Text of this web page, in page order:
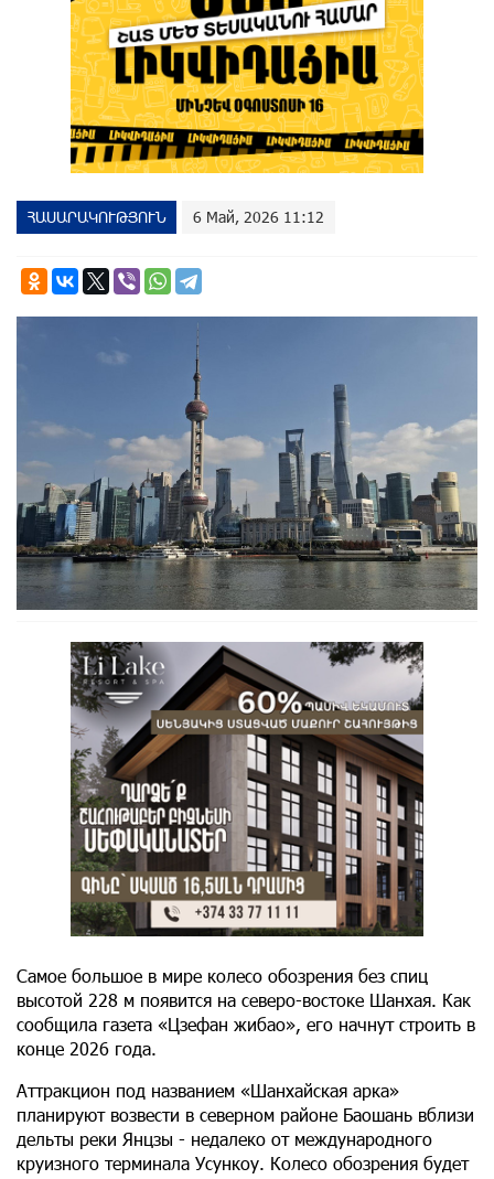
ՀԱՍԱՐԱԿՈՒԹՅՈՒՆ 6 Май, 2026 11:12
Самое большое в мире колесо обозрения без спиц
высотой 228 м появится на северо-востоке Шанхая. Как
сообщила газета «Цзефан жибао», его начнут строить в
конце 2026 года.
Аттракцион под названием «Шанхайская арка»
планируют возвести в северном районе Баошань вблизи
дельты реки Янцзы - недалеко от международного
круизного терминала Усункоу. Колесо обозрения будет